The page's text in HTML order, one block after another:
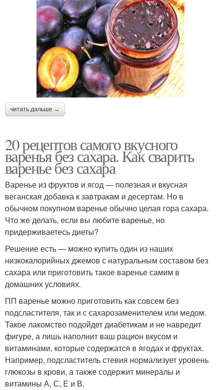
читать дальше →
20 рецептов самого вкусного
варенья без сахара. Как сварить
варенье без сахара
Варенье из фруктов и ягод — полезная и вкусная
веганская добавка к завтракам и десертам. Но в
обычном покупном варенье обычно целая гора сахара.
Что же делать, если вы любите варенье, но
придерживаетесь диеты?
Решение есть — можно купить один из наших
низкокалорийных джемов с натуральным составом без
сахара или приготовить такое варенье самим в
домашних условиях.
ПП варенье можно приготовить как совсем без
подсластителя, так и с сахарозаменителем или медом.
Такое лакомство подойдет диабетикам и не навредит
фигуре, а лишь наполнит ваш рацион вкусом и
витаминами, которые содержатся в ягодах и фруктах.
Например, подсластитель стевия нормализует уровень
глюкозы в крови, а также содержит минералы и
витамины А, С, Е и В.